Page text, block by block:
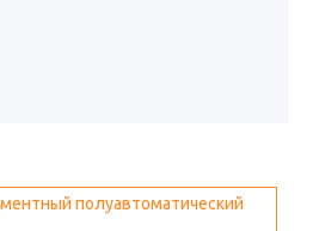
полуавтоматический